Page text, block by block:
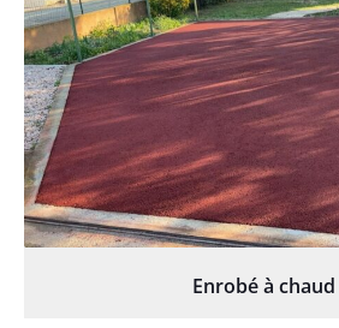
Enrobé à chaud